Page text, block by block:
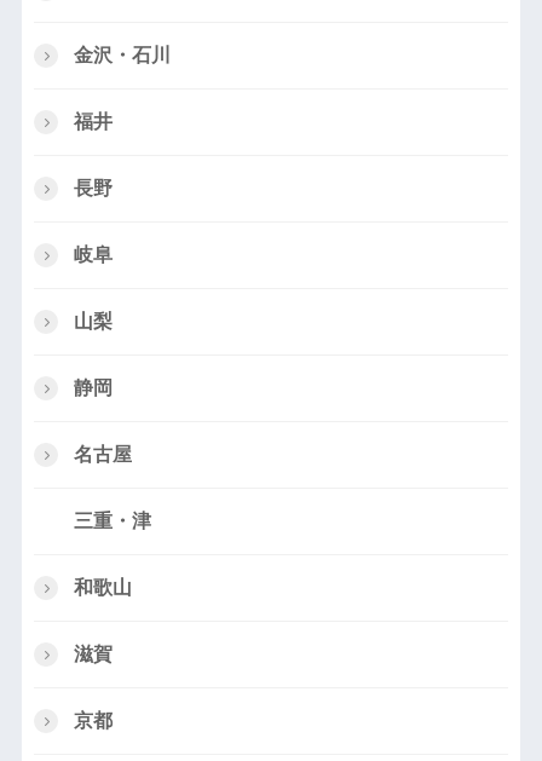
金沢・石川
福井
長野
岐阜
山梨
静岡
名古屋
三重・津
和歌山
滋賀
京都